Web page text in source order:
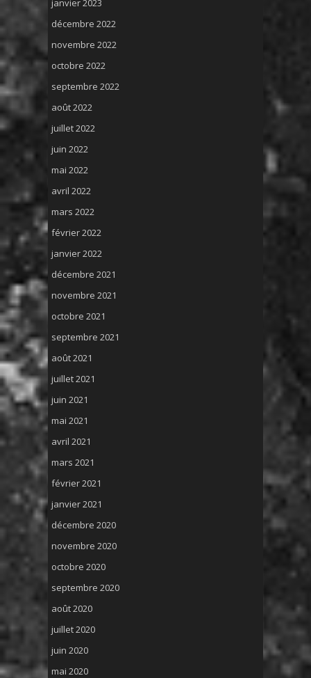
janvier 2023
décembre 2022
novembre 2022
octobre 2022
septembre 2022
août 2022
juillet 2022
juin 2022
mai 2022
avril 2022
mars 2022
février 2022
janvier 2022
décembre 2021
novembre 2021
octobre 2021
septembre 2021
août 2021
juillet 2021
juin 2021
mai 2021
avril 2021
mars 2021
février 2021
janvier 2021
décembre 2020
novembre 2020
octobre 2020
septembre 2020
août 2020
juillet 2020
juin 2020
mai 2020